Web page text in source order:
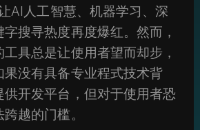
AI人工智慧、机器学习、深
搜寻热度再度爆红。然而，
具总是让使用者望而却步，
果没有具备专业程式技术背
开发平台，但对于使用者恐
越的门槛。